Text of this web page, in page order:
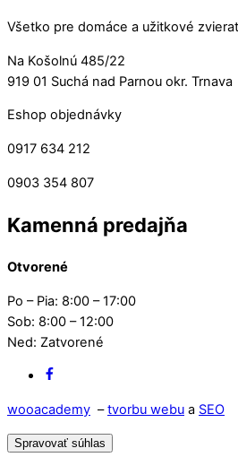
Všetko pre domáce a užitkové
Na Košolnú 485/22
919 01 Suchá nad Parnou okr. Trnava
Eshop objednávky
0917 634 212
0903 354 807
Kamenná predajňa
Otvorené
Po – Pia: 8:00 – 17:00
Sob: 8:00 – 12:00
Ned: Zatvorené
wooacademy –tvorbu webu a SEO
Spravovať súhlas